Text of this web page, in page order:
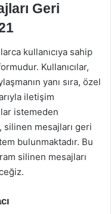
Geri
kullanıcıya sahip
Kullanıcılar,
yanı sıra, özel
iletişim
istemeden
silinen mesajları geri
bulunmaktadır. Bu
silinen mesajları